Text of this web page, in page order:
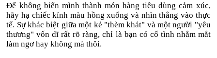
Để không biến mình thành món hàng tiêu dùng cảm xúc,
hãy hạ chiếc kính màu hồng xuống và nhìn thẳng vào thực
tế. Sự khác biệt giữa một kẻ "thèm khát" và một người "yêu
thương" vốn dĩ rất rõ ràng, chỉ là bạn có cố tình nhắm mắt
làm ngơ hay không mà thôi.